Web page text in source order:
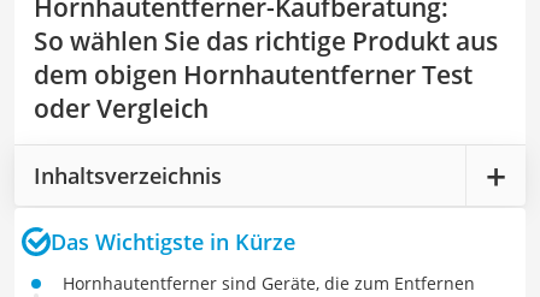
Hornhautentferner-Kaufberatung:
So wählen Sie das richtige Produkt aus
dem obigen Hornhautentferner Test
oder Vergleich
Inhaltsverzeichnis
Das Wichtigste in Kürze
Hornhautentferner sind Geräte, die zum Entfernen